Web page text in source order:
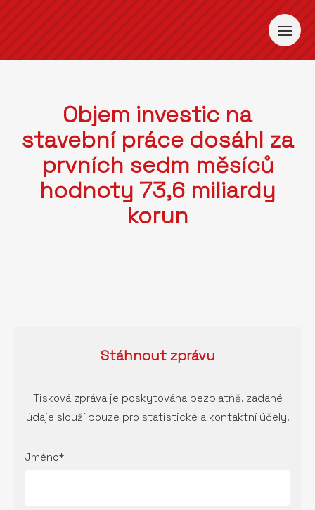
Objem investic na
stavební práce dosáhl za
prvních sedm měsíců
hodnoty 73,6 miliardy
korun
Stáhnoutzprávu
Tisková zpráva je poskytována bezplatně, zadané
údaje slouží pouze pro statistické a kontaktní účely.
Jméno*